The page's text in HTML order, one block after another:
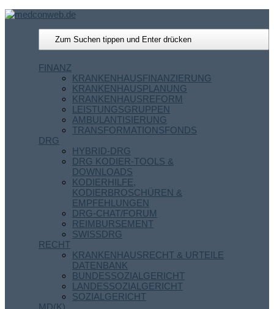
FINANZ
KRANKENHAUSFINANZIERUNG
KRANKENHAUSPLANUNG
KRANKENHAUSREFORM
LEISTUNGSGRUPPEN
AMBULANTISIERUNG
TRANSFORMATIONSFONDS
DRG
HYBRID-DRG
DRG KODIER-TOOLS &
DOWNLOADS
KODIERHILFE,
KODIERBROSCHÜREN &
EMPFEHLUNGEN
DRG-CHAT/FORUM
REIMBURSEMENT
SWISSDRG
RECHT
KRANKENHAUSRECHT & URTEILE
DATENBANK
BUNDESSOZIALGERICHT
LANDESSOZIALGERICHT
SOZIALGERICHT
MD(K)